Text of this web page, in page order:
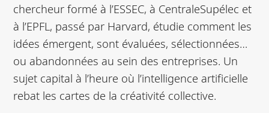
chercheur formé à l’ESSEC, à CentraleSupélec et
à l’EPFL, passé par Harvard, étudie comment les
idées émergent, sont évaluées, sélectionnées…
ou abandonnées au sein des entreprises. Un
sujet capital à l’heure où l’intelligence artificielle
rebat les cartes de la créativité collective.